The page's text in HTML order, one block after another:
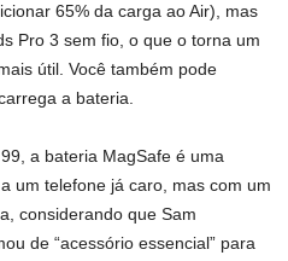
65% da carga ao Air), mas
Pro 3 sem fio, o que o torna um
útil. Você também pode
a bateria.
a bateria MagSafe é uma
um telefone já caro, mas com um
considerando que Sam
de “acessório essencial” para